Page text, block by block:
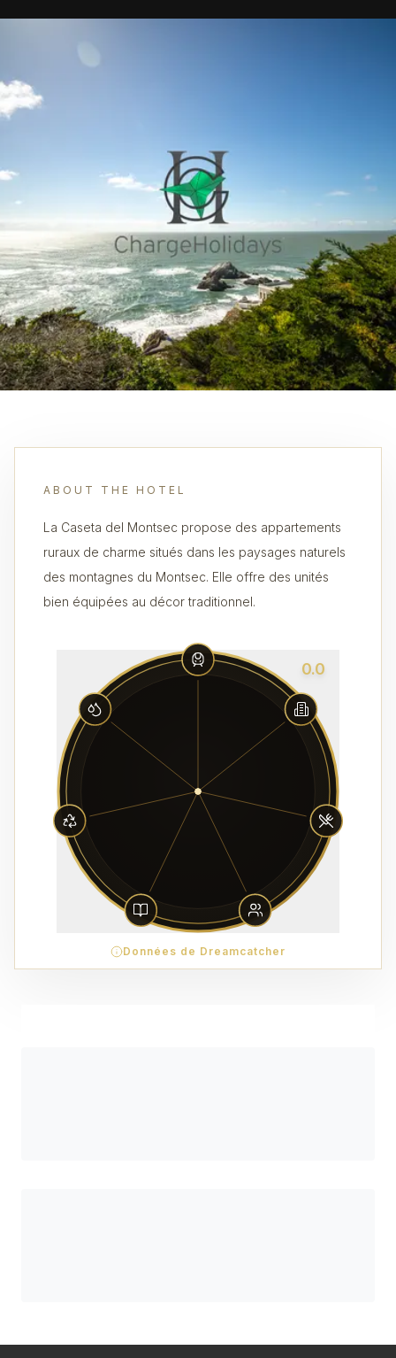
ABOUT THE HOTEL
La Caseta del Montsec propose des appartements
ruraux de charme situés dans les paysages naturels
des montagnes du Montsec. Elle offre des unités
bien équipées au décor traditionnel.
0.0
Données de Dreamcatcher